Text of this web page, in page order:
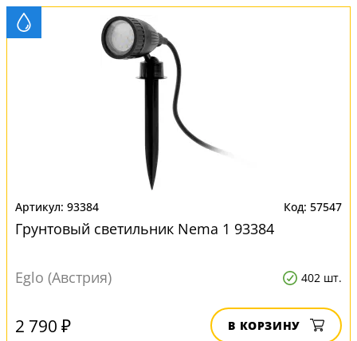
93384 57547
Грунтовый светильник Nema 1 93384
Eglo (Австрия) 402 шт.
2 790 ₽ В КОРЗИНУ